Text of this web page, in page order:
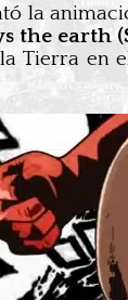
la
the earth
Tierra en